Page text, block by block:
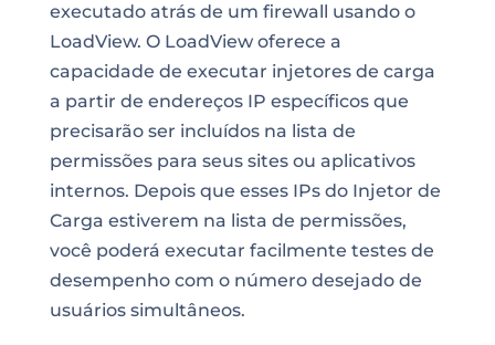
executado atrás de um firewall usando o
LoadView. O LoadView oferece a
capacidade de executar injetores de carga
a partir de endereços IP específicos que
precisarão ser incluídos na lista de
permissões para seus sites ou aplicativos
internos. Depois que esses IPs do Injetor de
Carga estiverem na lista de permissões,
você poderá executar facilmente testes de
desempenho com o número desejado de
usuários simultâneos.